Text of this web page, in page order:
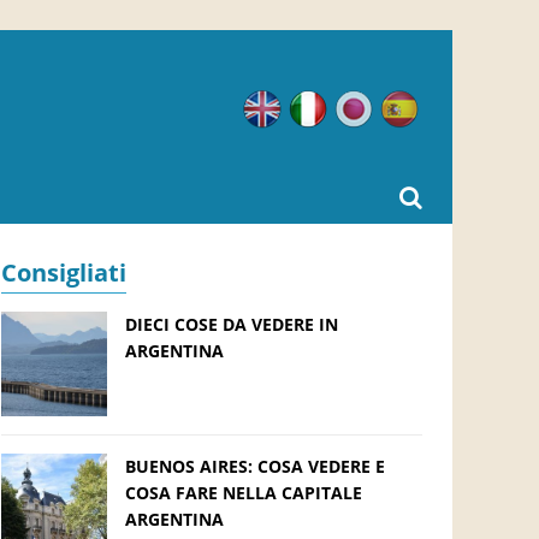
IngleseItalianoGiapponese
Consigliati
DIECI COSE DA VEDERE IN
ARGENTINA
BUENOS AIRES: COSA VEDERE E
COSA FARE NELLA CAPITALE
ARGENTINA